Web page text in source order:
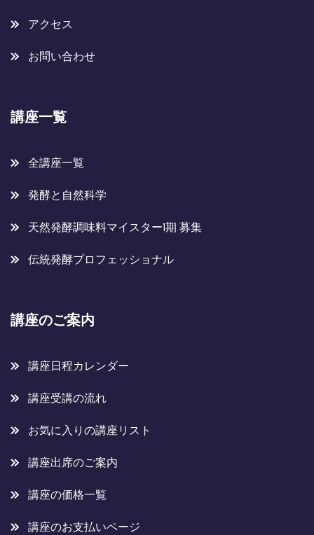
アクセス
お問い合わせ
講座一覧
全講座一覧
発酵と自然科学
天然発酵調味料マイスター1期 募集
伝統発酵プロフェッショナル
講座のご案内
講座日程カレンダー
講座受講の流れ
お気に入りの講座リスト
講座出席のご案内
講座の価格一覧
講座のお支払いページ